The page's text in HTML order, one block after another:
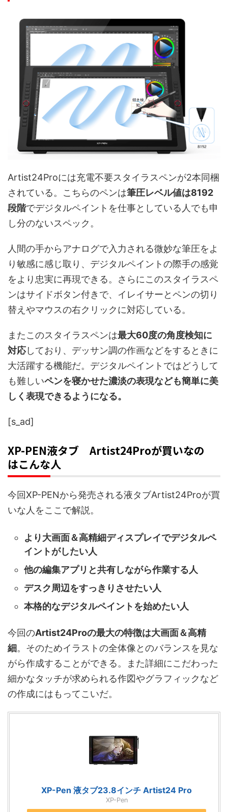
Artist24Proには充電不要スタイラスペンが2本同梱
されている。こちらのペンは筆圧レベル値は8192
段階でデジタルペイントを仕事としている人でも申
し分のないスペック。
人間の手からアナログで入力される微妙な筆圧をよ
り敏感に感じ取り、デジタルペイントの際手の感覚
をより忠実に再現できる。さらにこのスタイラスペ
ンはサイドボタン付きで、イレイサーとペンの切り
替えやマウスの右クリックに対応している。
またこのスタイラスペンは最大60度の角度検知に
対応しており、デッサン調の作画などをするときに
大活躍する機能だ。デジタルペイントではどうして
も難しいペンを寝かせた濃淡の表現なども簡単に美
しく表現できるようになる。
[s_ad]
XP-PEN液タブ Artist24Proが買いなの
はこんな人
今回XP-PENから発売される液タブArtist24Proが買
いな人をここで解説。
より大画面＆高精細ディスプレイでデジタルペ
イントがしたい人
他の編集アプリと共有しながら作業する人
デスク周辺をすっきりさせたい人
本格的なデジタルペイントを始めたい人
今回のArtist24Proの最大の特徴は大画面＆高精
細。そのためイラストの全体像とのバランスを見な
がら作成することができる。また詳細にこだわった
細かなタッチが求められる作図やグラフィックなど
の作成にはもってこいだ。
XP-Pen 液タブ23.8インチ Artist24 Pro
XP-Pen